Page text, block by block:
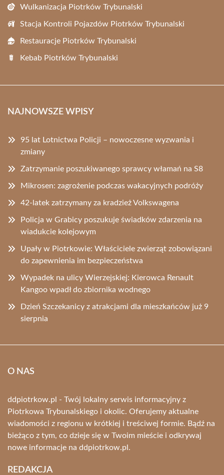
Wulkanizacja Piotrków Trybunalski
Stacja Kontroli Pojazdów Piotrków Trybunalski
Restauracje Piotrków Trybunalski
Kebab Piotrków Trybunalski
NAJNOWSZE WPISY
95 lat Lotnictwa Policji – nowoczesne wyzwania i
zmiany
Zatrzymanie poszukiwanego sprawcy włamań na S8
Mikrosen: zagrożenie podczas wakacyjnych podróży
42-latek zatrzymany za kradzież Volkswagena
Policja w Grabicy poszukuje świadków zdarzenia na
wiadukcie kolejowym
Upały w Piotrkowie: Właściciele zwierząt zobowiązani
do zapewnienia im bezpieczeństwa
Wypadek na ulicy Wierzejskiej: Kierowca Renault
Kangoo wpadł do zbiornika wodnego
Dzień Szczekanicy z atrakcjami dla mieszkańców już 9
sierpnia
O NAS
ddpiotrkow.pl - Twój lokalny serwis informacyjny z
Piotrkowa Trybunalskiego i okolic. Oferujemy aktualne
wiadomości z regionu w krótkiej i treściwej formie. Bądź na
bieżąco z tym, co dzieje się w Twoim mieście i odkrywaj
nowe informacje na ddpiotrkow.pl.
REDAKCJA